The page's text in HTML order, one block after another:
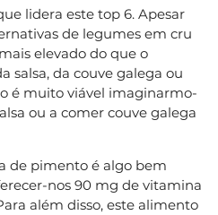
lidera este top 6. Apesar
de legumes em cru
elevado do que o
salsa, da couve galega ou
é muito viável imaginarmo-
ou a comer couve galega
de pimento é algo bem
nos 90 mg de vitamina
além disso, este alimento